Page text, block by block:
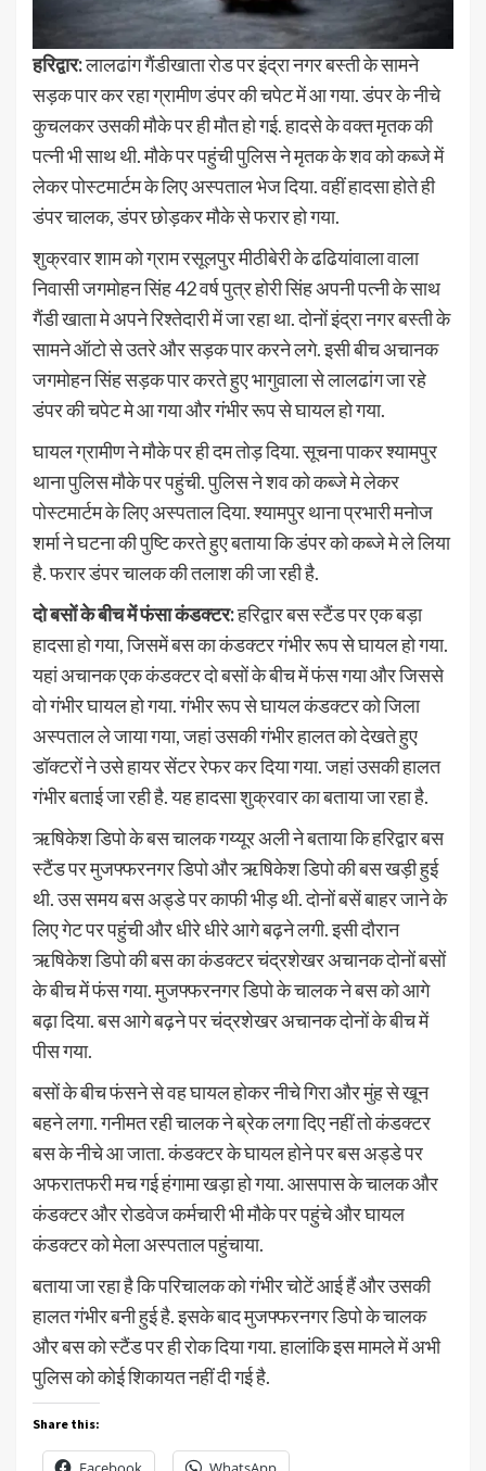
हरिद्वार:लालढांग गैंडीखाता रोड पर इंद्रा नगर बस्ती के सामने
सड़क पार कर रहा ग्रामीण डंपर की चपेट में आ गया. डंपर के नीचे
कुचलकर उसकी मौके पर ही मौत हो गई. हादसे के वक्त मृतक की
पत्नी भी साथ थी. मौके पर पहुंची पुलिस ने मृतक के शव को कब्जे में
लेकर पोस्टमार्टम के लिए अस्पताल भेज दिया. वहीं हादसा होते ही
डंपर चालक, डंपर छोड़कर मौके से फरार हो गया.
शुक्रवार शाम को ग्राम रसूलपुर मीठीबेरी के ढढियांवाला वाला
निवासी जगमोहन सिंह 42 वर्ष पुत्र होरी सिंह अपनी पत्नी के साथ
गैंडी खाता मे अपने रिश्तेदारी में जा रहा था. दोनों इंद्रा नगर बस्ती के
सामने ऑटो से उतरे और सड़क पार करने लगे. इसी बीच अचानक
जगमोहन सिंह सड़क पार करते हुए भागुवाला से लालढांग जा रहे
डंपर की चपेट मे आ गया और गंभीर रूप से घायल हो गया.
घायल ग्रामीण ने मौके पर ही दम तोड़ दिया. सूचना पाकर श्यामपुर
थाना पुलिस मौके पर पहुंची. पुलिस ने शव को कब्जे मे लेकर
पोस्टमार्टम के लिए अस्पताल दिया. श्यामपुर थाना प्रभारी मनोज
शर्मा ने घटना की पुष्टि करते हुए बताया कि डंपर को कब्जे मे ले लिया
है. फरार डंपर चालक की तलाश की जा रही है.
दो बसों के बीच में फंसा कंडक्टर:हरिद्वार बस स्टैंड पर एक बड़ा
हादसा हो गया, जिसमें बस का कंडक्टर गंभीर रूप से घायल हो गया.
यहां अचानक एक कंडक्टर दो बसों के बीच में फंस गया और जिससे
वो गंभीर घायल हो गया. गंभीर रूप से घायल कंडक्टर को जिला
अस्पताल ले जाया गया, जहां उसकी गंभीर हालत को देखते हुए
डॉक्टरों ने उसे हायर सेंटर रेफर कर दिया गया. जहां उसकी हालत
गंभीर बताई जा रही है. यह हादसा शुक्रवार का बताया जा रहा है.
ऋषिकेश डिपो के बस चालक गय्यूर अली ने बताया कि हरिद्वार बस
स्टैंड पर मुजफ्फरनगर डिपो और ऋषिकेश डिपो की बस खड़ी हुई
थी. उस समय बस अड्डे पर काफी भीड़ थी. दोनों बसें बाहर जाने के
लिए गेट पर पहुंची और धीरे धीरे आगे बढ़ने लगी. इसी दौरान
ऋषिकेश डिपो की बस का कंडक्टर चंद्रशेखर अचानक दोनों बसों
के बीच में फंस गया. मुजफ्फरनगर डिपो के चालक ने बस को आगे
बढ़ा दिया. बस आगे बढ़ने पर चंद्रशेखर अचानक दोनों के बीच में
पीस गया.
बसों के बीच फंसने से वह घायल होकर नीचे गिरा और मुंह से खून
बहने लगा. गनीमत रही चालक ने ब्रेक लगा दिए नहीं तो कंडक्टर
बस के नीचे आ जाता. कंडक्टर के घायल होने पर बस अड्डे पर
अफरातफरी मच गई हंगामा खड़ा हो गया. आसपास के चालक और
कंडक्टर और रोडवेज कर्मचारी भी मौके पर पहुंचे और घायल
कंडक्टर को मेला अस्पताल पहुंचाया.
बताया जा रहा है कि परिचालक को गंभीर चोटें आई हैं और उसकी
हालत गंभीर बनी हुई है. इसके बाद मुजफ्फरनगर डिपो के चालक
और बस को स्टैंड पर ही रोक दिया गया. हालांकि इस मामले में अभी
पुलिस को कोई शिकायत नहीं दी गई है.
Share this: